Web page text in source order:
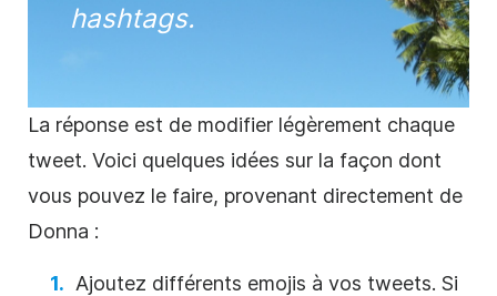
hashtags.
La réponse est de modifier légèrement chaque
tweet. Voici quelques idées sur la façon dont
vous pouvez le faire, provenant directement de
Donna :
Ajoutez différents emojis à vos tweets. Si